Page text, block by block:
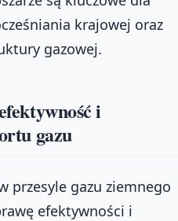
krajowej oraz
gazowej.
i
gazu
przesyle gazu ziemnego
efektywności i